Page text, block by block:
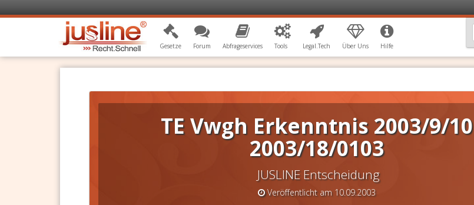
Gesetze Forum Abfrageservices Tools Legal.Tech Über Uns Hilfe
TE Vwgh Erkenntnis 2003/9/10
2003/18/0103
JUSLINE Entscheidung
Veröffentlicht am 10.09.2003